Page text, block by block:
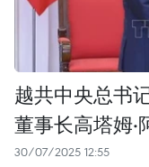
越共中央总书
董事长高塔姆·
30/07/2025 12:55